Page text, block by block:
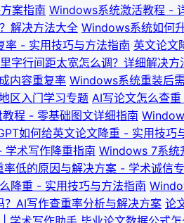
案指南 Windows系统激活教程 -
解决方法大全 Windows系统如何
率 - 实用技巧与方法指南 英文论文
字行间距太宽怎么调？详细解决方
内容重复率 Windows系统重装后
区入门学习专题 AI写论文怎么查
程 - 零基础图文详细指南
如何给英文论文降重 - 实用技巧
术写作降重指南 Windows 7系统
率低的原因与解决方案 - 学术诚信
降重 - 实用技巧与方法指南
？AI写作查重率分析与解决方案 论